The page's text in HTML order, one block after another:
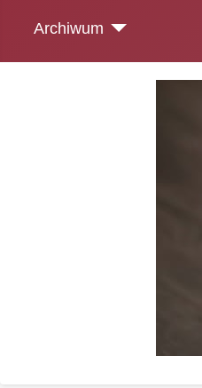
Archiwum